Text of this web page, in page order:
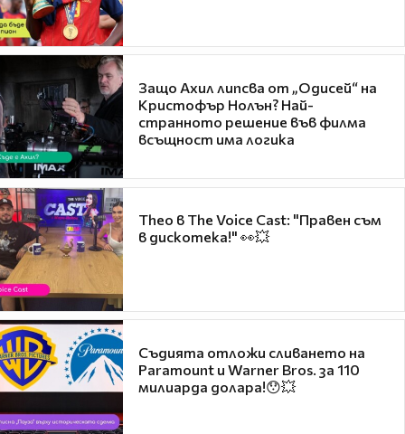
Защо Ахил липсва от „Одисей“ на
Кристофър Нолън? Най-
странното решение във филма
всъщност има логика
Theo в The Voice Cast: "Правен съм
в дискотека!" 👀💥
Съдията отложи сливането на
Paramount и Warner Bros. за 110
милиарда долара!😯💥